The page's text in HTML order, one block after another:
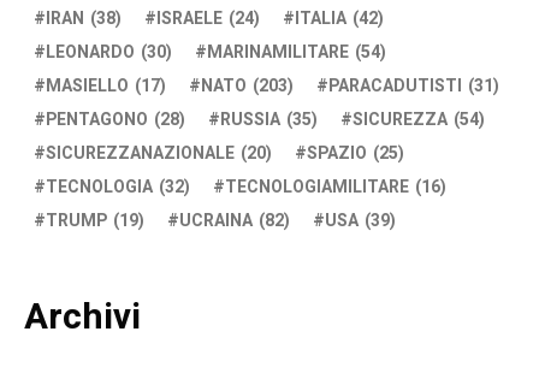
IRAN (38) ISRAELE (24) ITALIA (42)
LEONARDO (30) MARINAMILITARE (54)
MASIELLO (17) NATO (203) PARACADUTISTI (31)
PENTAGONO (28) RUSSIA (35) SICUREZZA (54)
SICUREZZANAZIONALE (20) SPAZIO (25)
TECNOLOGIA (32) TECNOLOGIAMILITARE (16)
TRUMP (19) UCRAINA (82) USA (39)
Archivi